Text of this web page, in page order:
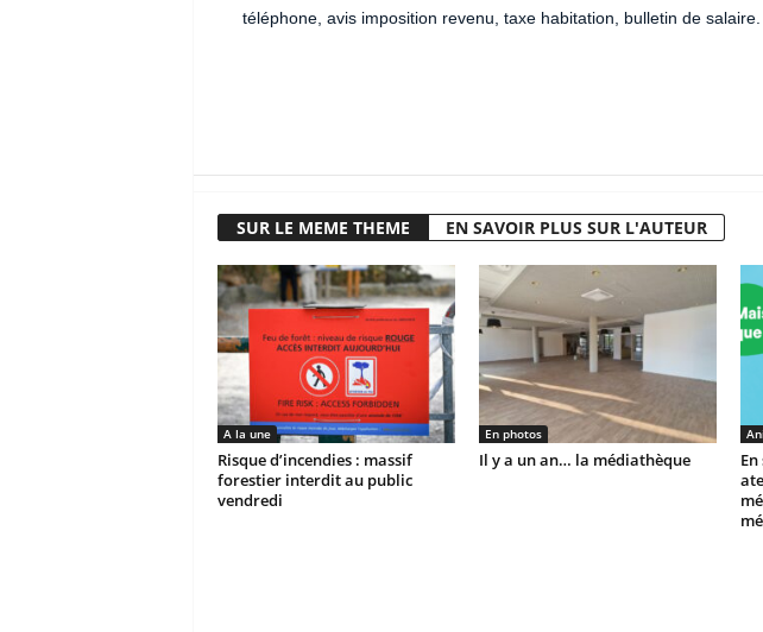
téléphone, avis imposition revenu, taxe habitation, bulletin de salaire.
SUR LE MEME THEME EN SAVOIR PLUS SUR L'AUTEUR
A la une
Risque d’incendies : massif
forestier interdit au public
vendredi
En photos
Il y a un an… la médiathèque